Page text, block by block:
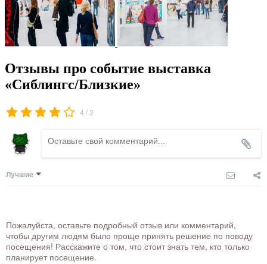
Отзывы про событие выставка
«Сиблингс/Близкие»
4 /3
Лучшие
Пожалуйста, оставьте подробный отзыв или комментарий,
чтобы другим людям было проще принять решение по поводу
посещения! Расскажите о том, что стоит знать тем, кто только
планирует посещение.